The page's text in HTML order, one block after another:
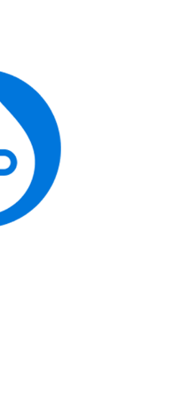
trang bị 2 đèn LED
cung cấp ánh sáng
vực xung quanh
dụng lên đến 5,000